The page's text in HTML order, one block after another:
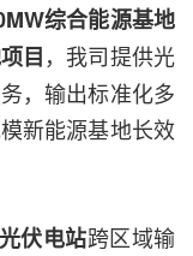
综合能源基地
目，我司提供光
，输出标准化多
新能源基地长效
伏电站跨区域输